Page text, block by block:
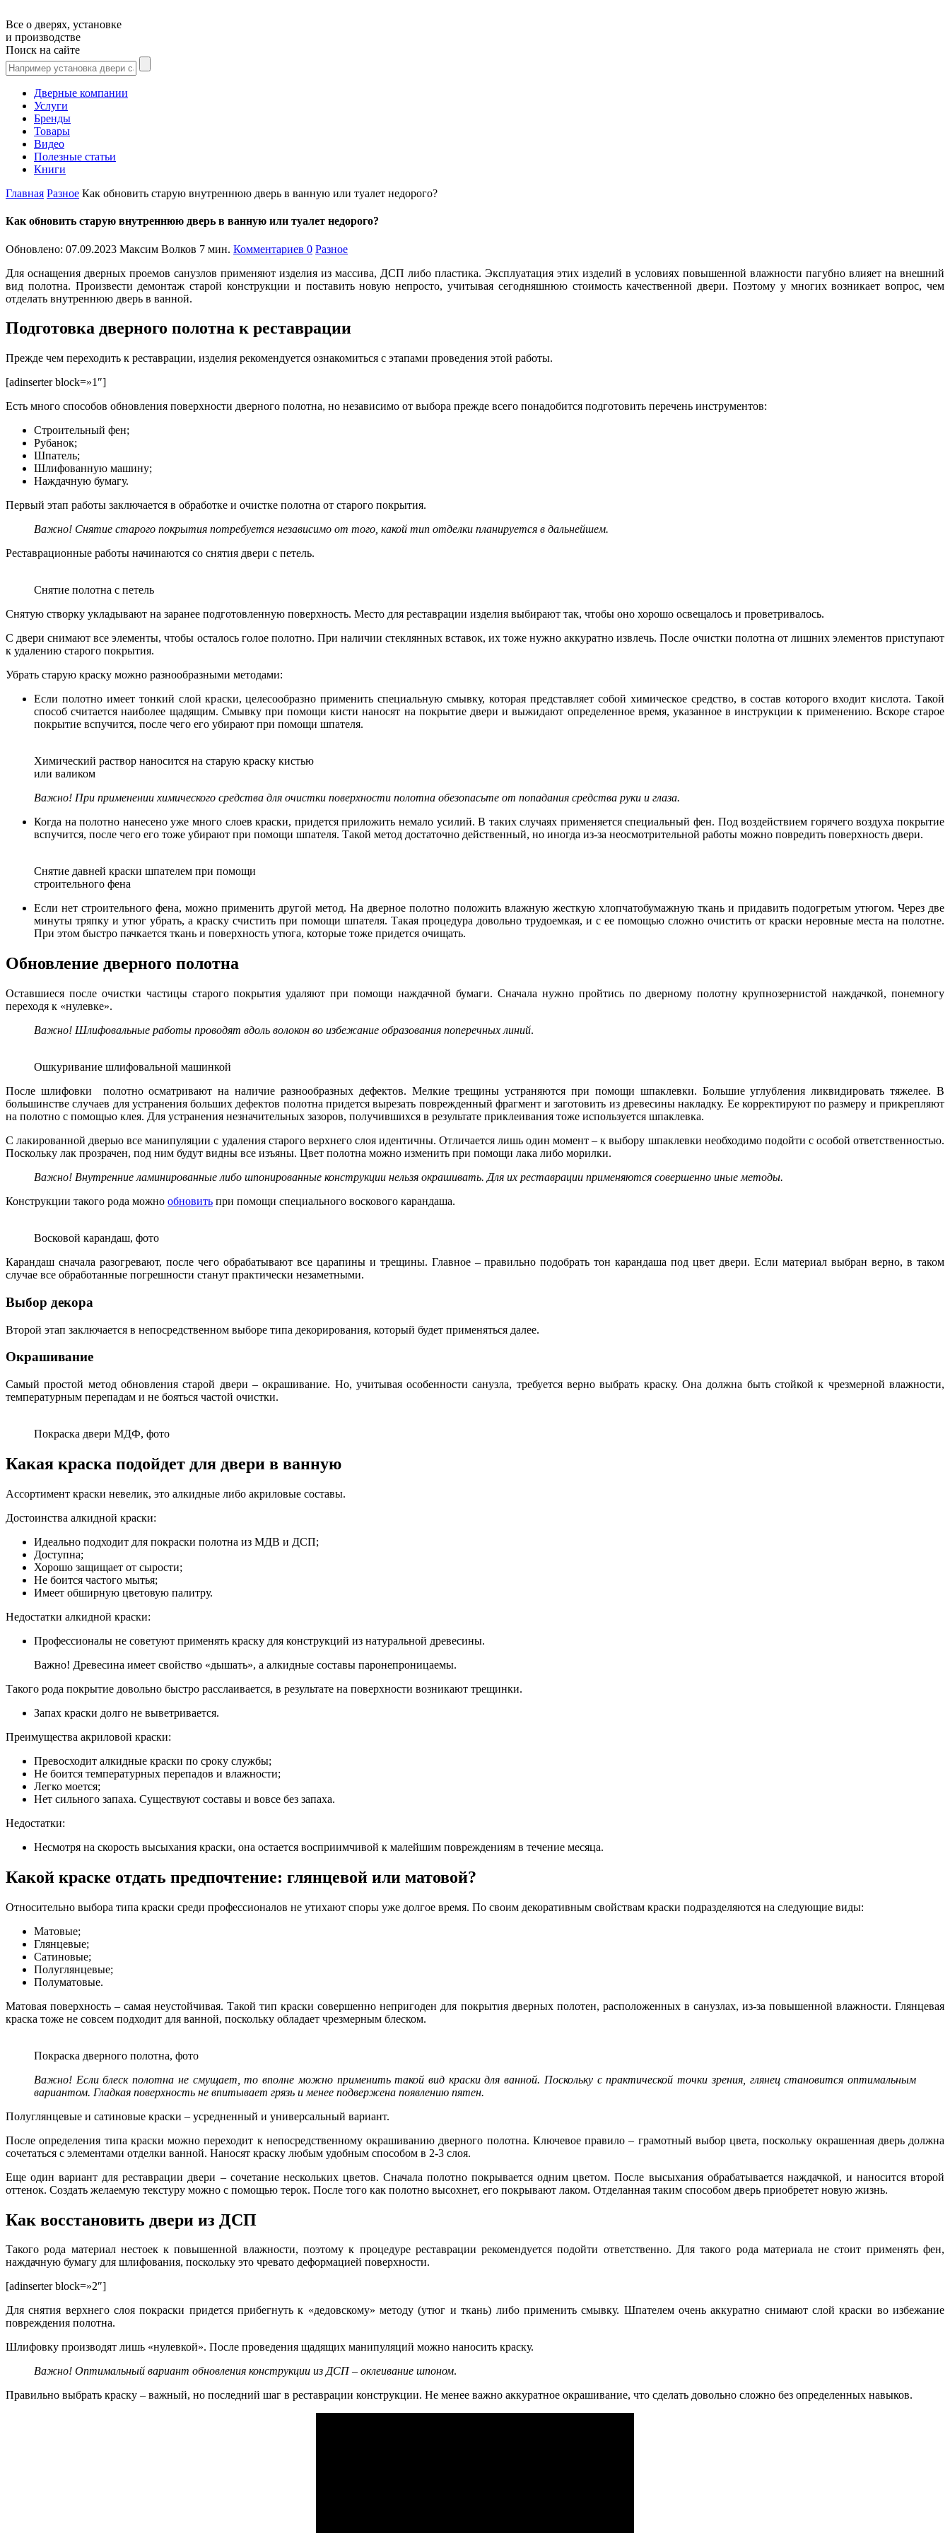
Все о дверях, установке
и производстве
Поиск на сайте
Дверные компании
Услуги
Бренды
Товары
Видео
Полезные статьи
Книги
Главная Разное Как обновить старую внутреннюю дверь в ванную или туалет недорого?
Как обновить старую внутреннюю дверь в ванную или туалет недорого?
Обновлено: 07.09.2023 Максим Волков 7 мин. Комментариев 0 Разное
Для оснащения дверных проемов санузлов применяют изделия из массива, ДСП либо пластика. Эксплуатация этих изделий в условиях повышенной влажности пагубно влияет на внешний
вид полотна. Произвести демонтаж старой конструкции и поставить новую непросто, учитывая сегодняшнюю стоимость качественной двери. Поэтому у многих возникает вопрос, чем
отделать внутреннюю дверь в ванной.
Подготовка дверного полотна к реставрации
Прежде чем переходить к реставрации, изделия рекомендуется ознакомиться с этапами проведения этой работы.
[adinserter block=»1″]
Есть много способов обновления поверхности дверного полотна, но независимо от выбора прежде всего понадобится подготовить перечень инструментов:
Строительный фен;
Рубанок;
Шпатель;
Шлифованную машину;
Наждачную бумагу.
Первый этап работы заключается в обработке и очистке полотна от старого покрытия.
Важно! Снятие старого покрытия потребуется независимо от того, какой тип отделки планируется в дальнейшем.
Реставрационные работы начинаются со снятия двери с петель.
Снятие полотна с петель
Снятую створку укладывают на заранее подготовленную поверхность. Место для реставрации изделия выбирают так, чтобы оно хорошо освещалось и проветривалось.
С двери снимают все элементы, чтобы осталось голое полотно. При наличии стеклянных вставок, их тоже нужно аккуратно извлечь. После очистки полотна от лишних элементов приступают
к удалению старого покрытия.
Убрать старую краску можно разнообразными методами:
Если полотно имеет тонкий слой краски, целесообразно применить специальную смывку, которая представляет собой химическое средство, в состав которого входит кислота. Такой
способ считается наиболее щадящим. Смывку при помощи кисти наносят на покрытие двери и выжидают определенное время, указанное в инструкции к применению. Вскоре старое
покрытие вспучится, после чего его убирают при помощи шпателя.
Химический раствор наносится на старую краску кистью
или валиком
Важно! При применении химического средства для очистки поверхности полотна обезопасьте от попадания средства руки и глаза.
Когда на полотно нанесено уже много слоев краски, придется приложить немало усилий. В таких случаях применяется специальный фен. Под воздействием горячего воздуха покрытие
вспучится, после чего его тоже убирают при помощи шпателя. Такой метод достаточно действенный, но иногда из-за неосмотрительной работы можно повредить поверхность двери.
Снятие давней краски шпателем при помощи
строительного фена
Если нет строительного фена, можно применить другой метод. На дверное полотно положить влажную жесткую хлопчатобумажную ткань и придавить подогретым утюгом. Через две
минуты тряпку и утюг убрать, а краску счистить при помощи шпателя. Такая процедура довольно трудоемкая, и с ее помощью сложно очистить от краски неровные места на полотне.
При этом быстро пачкается ткань и поверхность утюга, которые тоже придется очищать.
Обновление дверного полотна
Оставшиеся после очистки частицы старого покрытия удаляют при помощи наждачной бумаги. Сначала нужно пройтись по дверному полотну крупнозернистой наждачкой, понемногу
переходя к «нулевке».
Важно! Шлифовальные работы проводят вдоль волокон во избежание образования поперечных линий.
Ошкуривание шлифовальной машинкой
После шлифовки полотно осматривают на наличие разнообразных дефектов. Мелкие трещины устраняются при помощи шпаклевки. Большие углубления ликвидировать тяжелее. В
большинстве случаев для устранения больших дефектов полотна придется вырезать поврежденный фрагмент и заготовить из древесины накладку. Ее корректируют по размеру и прикрепляют
на полотно с помощью клея. Для устранения незначительных зазоров, получившихся в результате приклеивания тоже используется шпаклевка.
С лакированной дверью все манипуляции с удаления старого верхнего слоя идентичны. Отличается лишь один момент – к выбору шпаклевки необходимо подойти с особой ответственностью.
Поскольку лак прозрачен, под ним будут видны все изъяны. Цвет полотна можно изменить при помощи лака либо морилки.
Важно! Внутренние ламинированные либо шпонированные конструкции нельзя окрашивать. Для их реставрации применяются совершенно иные методы.
Конструкции такого рода можно обновить при помощи специального воскового карандаша.
Восковой карандаш, фото
Карандаш сначала разогревают, после чего обрабатывают все царапины и трещины. Главное – правильно подобрать тон карандаша под цвет двери. Если материал выбран верно, в таком
случае все обработанные погрешности станут практически незаметными.
Выбор декора
Второй этап заключается в непосредственном выборе типа декорирования, который будет применяться далее.
Окрашивание
Самый простой метод обновления старой двери – окрашивание. Но, учитывая особенности санузла, требуется верно выбрать краску. Она должна быть стойкой к чрезмерной влажности,
температурным перепадам и не бояться частой очистки.
Покраска двери МДФ, фото
Какая краска подойдет для двери в ванную
Ассортимент краски невелик, это алкидные либо акриловые составы.
Достоинства алкидной краски:
Идеально подходит для покраски полотна из МДВ и ДСП;
Доступна;
Хорошо защищает от сырости;
Не боится частого мытья;
Имеет обширную цветовую палитру.
Недостатки алкидной краски:
Профессионалы не советуют применять краску для конструкций из натуральной древесины.
Важно! Древесина имеет свойство «дышать», а алкидные составы паронепроницаемы.
Такого рода покрытие довольно быстро расслаивается, в результате на поверхности возникают трещинки.
Запах краски долго не выветривается.
Преимущества акриловой краски:
Превосходит алкидные краски по сроку службы;
Не боится температурных перепадов и влажности;
Легко моется;
Нет сильного запаха. Существуют составы и вовсе без запаха.
Недостатки:
Несмотря на скорость высыхания краски, она остается восприимчивой к малейшим повреждениям в течение месяца.
Какой краске отдать предпочтение: глянцевой или матовой?
Относительно выбора типа краски среди профессионалов не утихают споры уже долгое время. По своим декоративным свойствам краски подразделяются на следующие виды:
Матовые;
Глянцевые;
Сатиновые;
Полуглянцевые;
Полуматовые.
Матовая поверхность – самая неустойчивая. Такой тип краски совершенно непригоден для покрытия дверных полотен, расположенных в санузлах, из-за повышенной влажности. Глянцевая
краска тоже не совсем подходит для ванной, поскольку обладает чрезмерным блеском.
Покраска дверного полотна, фото
Важно! Если блеск полотна не смущает, то вполне можно применить такой вид краски для ванной. Поскольку с практической точки зрения, глянец становится оптимальным
вариантом. Гладкая поверхность не впитывает грязь и менее подвержена появлению пятен.
Полуглянцевые и сатиновые краски – усредненный и универсальный вариант.
После определения типа краски можно переходит к непосредственному окрашиванию дверного полотна. Ключевое правило – грамотный выбор цвета, поскольку окрашенная дверь должна
сочетаться с элементами отделки ванной. Наносят краску любым удобным способом в 2-3 слоя.
Еще один вариант для реставрации двери – сочетание нескольких цветов. Сначала полотно покрывается одним цветом. После высыхания обрабатывается наждачкой, и наносится второй
оттенок. Создать желаемую текстуру можно с помощью терок. После того как полотно высохнет, его покрывают лаком. Отделанная таким способом дверь приобретет новую жизнь.
Как восстановить двери из ДСП
Такого рода материал нестоек к повышенной влажности, поэтому к процедуре реставрации рекомендуется подойти ответственно. Для такого рода материала не стоит применять фен,
наждачную бумагу для шлифования, поскольку это чревато деформацией поверхности.
[adinserter block=»2″]
Для снятия верхнего слоя покраски придется прибегнуть к «дедовскому» методу (утюг и ткань) либо применить смывку. Шпателем очень аккуратно снимают слой краски во избежание
повреждения полотна.
Шлифовку производят лишь «нулевкой». После проведения щадящих манипуляций можно наносить краску.
Важно! Оптимальный вариант обновления конструкции из ДСП – оклеивание шпоном.
Правильно выбрать краску – важный, но последний шаг в реставрации конструкции. Не менее важно аккуратное окрашивание, что сделать довольно сложно без определенных навыков.